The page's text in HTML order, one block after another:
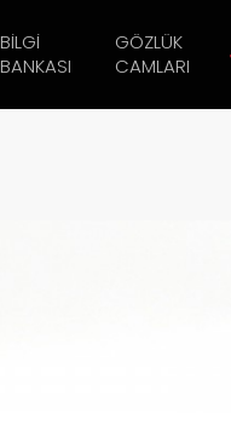
BILGI
BANKASI
GÖZLÜK
CAMLARI